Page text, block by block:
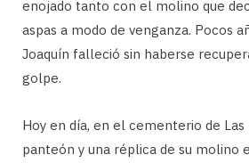
enojado tanto con el molino que
aspas a modo de venganza. Pocos
Joaquín falleció sin haberse
golpe.
Hoy en día, en el cementerio de Las
panteón y una réplica de su molino